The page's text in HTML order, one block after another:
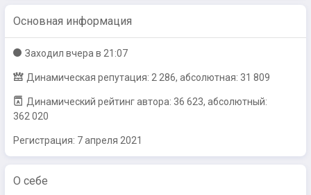
Основная информация
Заходил вчера в 21:07
Динамическая репутация: 2 286, абсолютная: 31 809
Динамический рейтинг автора: 36 623, абсолютный:
362 020
Регистрация: 7 апреля 2021
О себе